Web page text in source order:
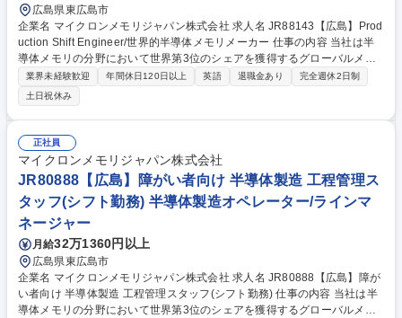
広島県東広島市
企業名 マイクロンメモリジャパン株式会社 求人名 JR88143【広島】Prod
uction Shift Engineer/世界的半導体メモリメーカー 仕事の内容 当社は半
導体メモリの分野において世界第3位のシェアを獲得するグローバルメー
カーです。今回は、そんな当社のProduction Shift Engineerとして、下記
の業務をお任せ致します。 ■製造ラインの稼働状況監視とラインバランス
調整■サイクルタイム、スループット、稼働率などのKPI分析と改善提案■
ロットフロー管理、優先度設定（Lot Priority）■異常発生時の迅速なトラ
ブルシューティングとリカバリー対応■DXチームやOMTチームとの連携に
よる自動化・効率化施策の推進■シフト間の情報共有とレポート作成 募集
職種 JR88143【広島】Production Shift Engineer/世界的半導体メモリメ
ーカー
業界未経験歓迎 年間休日120日以上 英語 退職金あり
完全週休2日制
土日祝休み
正社員
マイクロンメモリジャパン株式会社
JR80888【広島】障がい者向け 半導体製造 工程管理ス
タッフ(シフト勤務) 半導体製造オペレーター/ラインマ
ネージャー
月給32万1360円以上
広島県東広島市
企業名 マイクロンメモリジャパン株式会社 求人名 JR80888【広島】障が
い者向け 半導体製造 工程管理スタッフ(シフト勤務) 仕事の内容 当社は半
導体メモリの分野において世界第3位のシェアを獲得するグローバルメー